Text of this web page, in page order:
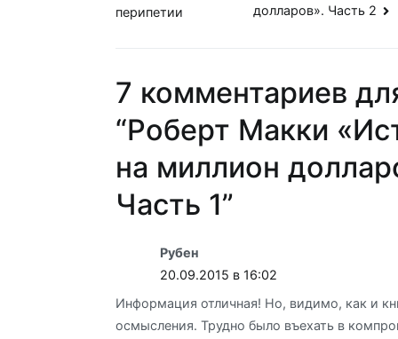
по
перипетии долларов». Часть 2
7 комментариев
“Роберт Макки
на миллион
Часть 1”
Рубен
20.09.2015 в 16:02
Информация отличная! Но, видимо, как и
осмысления. Трудно было въехать в